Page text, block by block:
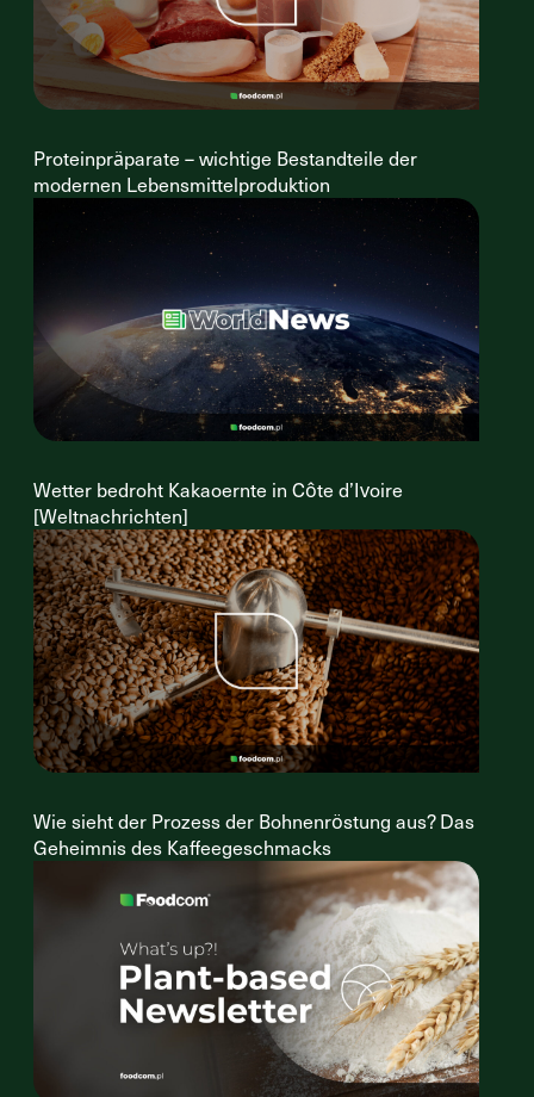
Proteinpräparate – wichtige Bestandteile der
modernen Lebensmittelproduktion
Wetter bedroht Kakaoernte in Côte d’Ivoire
[Weltnachrichten]
Wie sieht der Prozess der Bohnenröstung aus? Das
Geheimnis des Kaffeegeschmacks